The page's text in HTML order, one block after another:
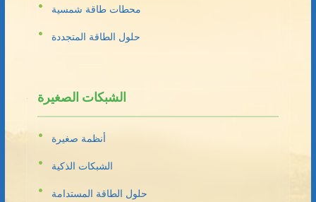
محطات طاقة شمسية
حلول الطاقة المتجددة
الشبكات الصغيرة
أنظمة صغيرة
الشبكات الذكية
حلول الطاقة المستدامة